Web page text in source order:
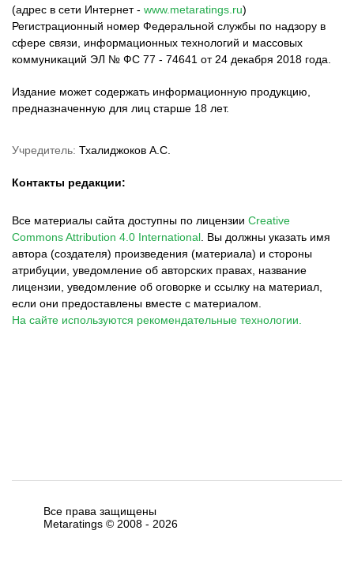
(адрес в сети Интернет - www.metaratings.ru)
Регистрационный номер Федеральной службы по надзору в
сфере связи, информационных технологий и массовых
коммуникаций ЭЛ № ФС 77 - 74641 от 24 декабря 2018 года.
Издание может содержать информационную продукцию,
предназначенную для лиц старше 18 лет.
Учредитель: Тхалиджоков А.С.
Контакты редакции:
Все материалы сайта доступны по лицензии Creative
Commons Attribution 4.0 International Вы должны указать имя
автора (создателя) произведения (материала) и стороны
атрибуции, уведомление об авторских правах, название
лицензии, уведомление об оговорке и ссылку на материал,
если они предоставлены вместе с материалом.
На сайте используются рекомендательные технологии.
Все права защищены
Metaratings © 2008 - 2026